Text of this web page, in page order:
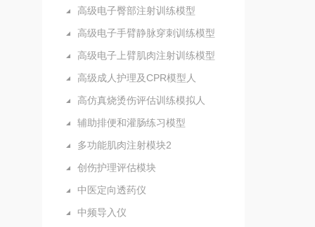
高级电子臀部注射训练模型
高级电子手臂静脉穿刺训练模型
高级电子上臂肌肉注射训练模型
高级成人护理及CPR模型人
高仿真烧烫伤评估训练模拟人
辅助排便和灌肠练习模型
多功能肌肉注射模块2
创伤护理评估模块
中医定向透药仪
中频导入仪